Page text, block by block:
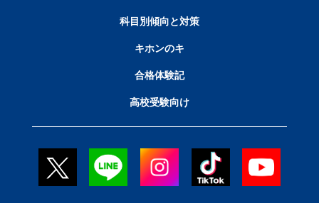
科目別傾向と対策
キホンのキ
合格体験記
高校受験向け